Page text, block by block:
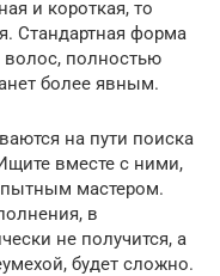
и короткая, то
Стандартная форма
полностью
более явным.
на пути поиска
вместе с ними,
мастером.
в
не получится, а
будет сложно.